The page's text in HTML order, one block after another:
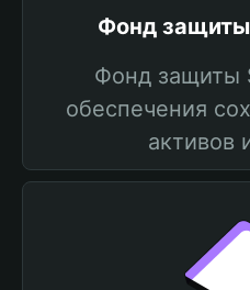
Фонд
Фонд защиты
обеспечения
активов